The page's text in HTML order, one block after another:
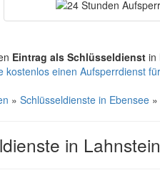
Eintrag als Schlüsseldienst in
kostenlos einen Aufsperrdienst
» Schlüsseldienste in Ebensee »
in Lahnstein